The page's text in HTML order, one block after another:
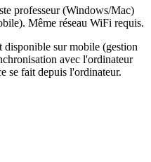
professeur (Windows/Mac)
Même réseau WiFi requis.
disponible sur mobile (gestion
avec l'ordinateur
se fait depuis l'ordinateur.